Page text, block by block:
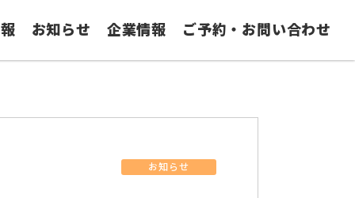
お知らせ 企業情報 ご予約・お問い合わせ
お知らせ